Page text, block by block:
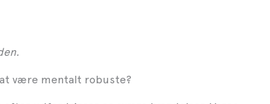
være mentalt robuste?